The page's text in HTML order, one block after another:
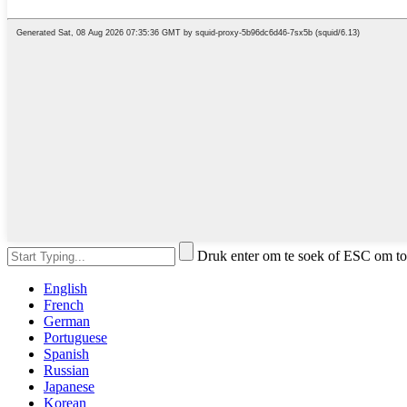
Druk enter om te soek of ESC om
English
French
German
Portuguese
Spanish
Russian
Japanese
Korean